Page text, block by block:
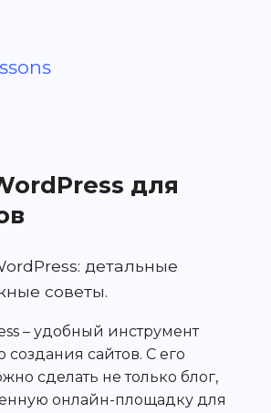
для
детальные
советы.
– удобный инструмент
создания сайтов. С его
сделать не только блог,
онлайн-площадку для